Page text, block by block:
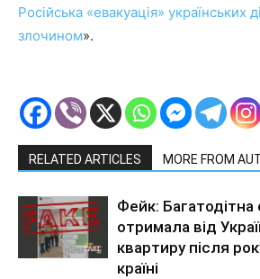
Російська «евакуація» українських
злочином».
RELATED ARTICLES MORE FROM
Фейк: Багатодітна
отримала від
квартиру після
країні